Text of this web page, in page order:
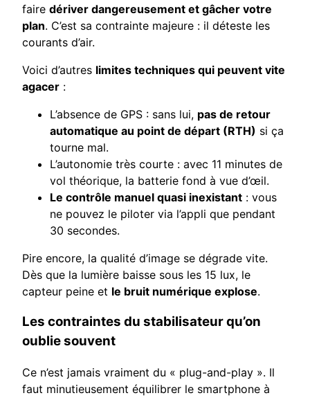
faire dériver dangereusement et gâcher votre
plan. C’est sa contrainte majeure : il déteste les
courants d’air.
Voici d’autres limites techniques qui peuvent vite
agacer :
L’absence de GPS : sans lui, pas de retour
automatique au point de départ (RTH) si ça
tourne mal.
L’autonomie très courte : avec 11 minutes de
vol théorique, la batterie fond à vue d’œil.
Le contrôle manuel quasi inexistant : vous
ne pouvez le piloter via l’appli que pendant
30 secondes.
Pire encore, la qualité d’image se dégrade vite.
Dès que la lumière baisse sous les 15 lux, le
capteur peine et le bruit numérique explose.
Les contraintes du stabilisateur qu’on
oublie souvent
Ce n’est jamais vraiment du « plug-and-play ». Il
faut minutieusement équilibrer le smartphone à